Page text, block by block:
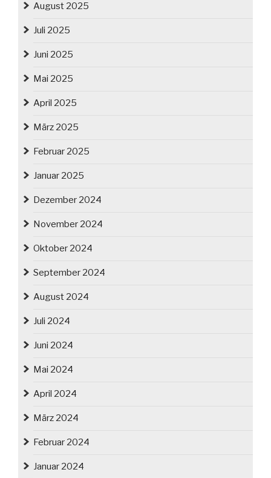
August 2025
Juli 2025
Juni 2025
Mai 2025
April 2025
März 2025
Februar 2025
Januar 2025
Dezember 2024
November 2024
Oktober 2024
September 2024
August 2024
Juli 2024
Juni 2024
Mai 2024
April 2024
März 2024
Februar 2024
Januar 2024